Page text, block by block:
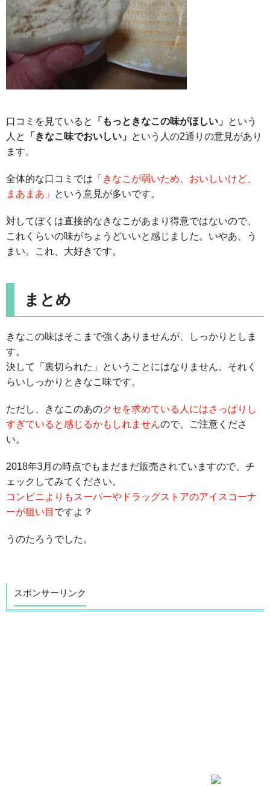
口コミを見ていると 「もっときなこの味がほしい」 という
人と
「きなこ味でおいしい」 という人の2通りの意見があり
ます。
全体的な口コミでは 「きなこが弱いため、おいしいけど、
まあまあ」
という意見が多いです。
対してぼくは直接的なきなこがあまり得意ではないので、
これくらいの味がちょうどいいと感じました。いやあ、う
まい。これ、大好きです。
まとめ
きなこの味はそこまで強くありませんが、しっかりとしま
す。
決して「裏切られた」ということにはなりません。それく
らいしっかりときなこ味です。
ただし、きなこのあのクセを求めている人にはさっぱりし
すぎていると感じるかもしれませんので、ご注意くださ
い。
2018年3月の時点でもまだまだ販売されていますので、チ
ェックしてみてください。
コンビニよりもスーパーやドラッグストアのアイスコーナ
ーが狙い目 ですよ？
うのたろうでした。
スポンサーリンク